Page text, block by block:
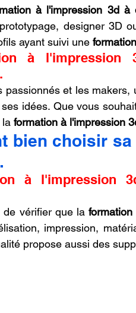
à l'impression 3d à
designer 3D
ayant suivi une
à l'impression
passionnés et les makers,
idées. Que vous
la formation à l'impression
bien choisir
à l'impression
de vérifier que la
impression,
propose aussi des